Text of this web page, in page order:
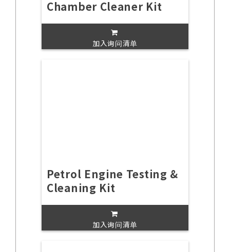
Chamber Cleaner Kit
加入询问清单
Petrol Engine Testing &
Cleaning Kit
加入询问清单